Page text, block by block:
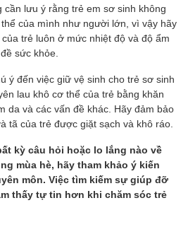
cần lưu ý rằng trẻ em sơ sinh không
của mình như người lớn, vì vậy hãy
trẻ luôn ở mức nhiệt độ và độ ẩm
sức khỏe.
ý đến việc giữ vệ sinh cho trẻ sơ sinh
lau khô cơ thể của trẻ bằng khăn
da và các vấn đề khác. Hãy đảm bảo
tã của trẻ được giặt sạch và khô ráo.
kỳ câu hỏi hoặc lo lắng nào về
mùa hè, hãy tham khảo ý kiến
môn. Việc tìm kiếm sự giúp đỡ
thấy tự tin hơn khi chăm sóc trẻ